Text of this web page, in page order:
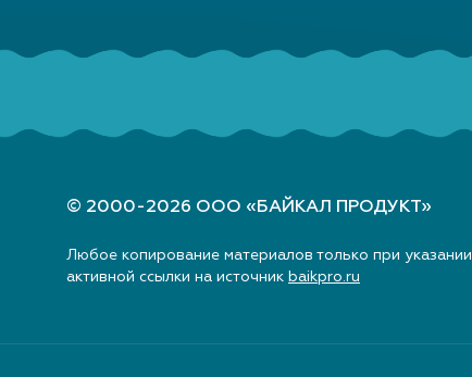
© 2000-2026 ООО «БАЙКАЛ ПРОДУКТ»
Любое копирование материалов только при указании
активной ссылки на источник baikpro.ru